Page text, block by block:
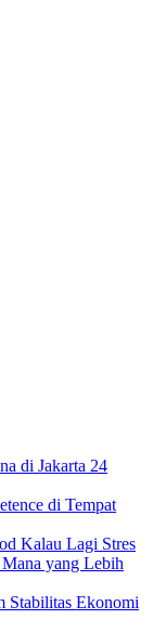
di Jakarta 24
di Tempat
Kalau Lagi Stres
yang Lebih
Stabilitas Ekonomi